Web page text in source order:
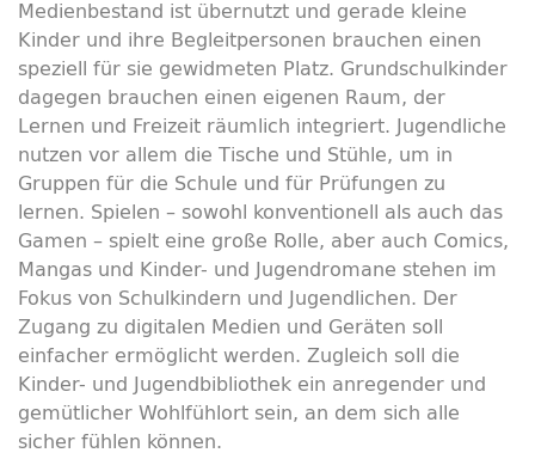
Medienbestand ist übernutzt und gerade kleine
Kinder und ihre Begleitpersonen brauchen einen
speziell für sie gewidmeten Platz. Grundschulkinder
dagegen brauchen einen eigenen Raum, der
Lernen und Freizeit räumlich integriert. Jugendliche
nutzen vor allem die Tische und Stühle, um in
Gruppen für die Schule und für Prüfungen zu
lernen. Spielen – sowohl konventionell als auch das
Gamen – spielt eine große Rolle, aber auch Comics,
Mangas und Kinder- und Jugendromane stehen im
Fokus von Schulkindern und Jugendlichen. Der
Zugang zu digitalen Medien und Geräten soll
einfacher ermöglicht werden. Zugleich soll die
Kinder- und Jugendbibliothek ein anregender und
gemütlicher Wohlfühlort sein, an dem sich alle
sicher fühlen können.